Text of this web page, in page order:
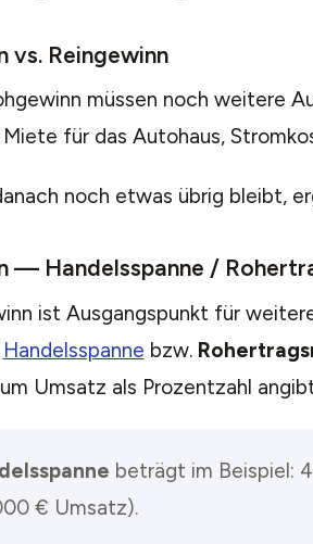
vs. Reingewinn
müssen noch weitere
für das Autohaus,
noch etwas übrig bleibt,
— Handelsspanne /
ist Ausgangspunkt für
Handelsspanne bzw.
Umsatz als Prozentzahl
beträgt im Beispiel:
€ Umsatz).